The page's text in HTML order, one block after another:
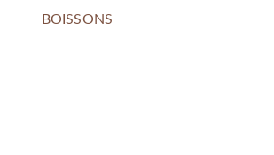
BOISSONS